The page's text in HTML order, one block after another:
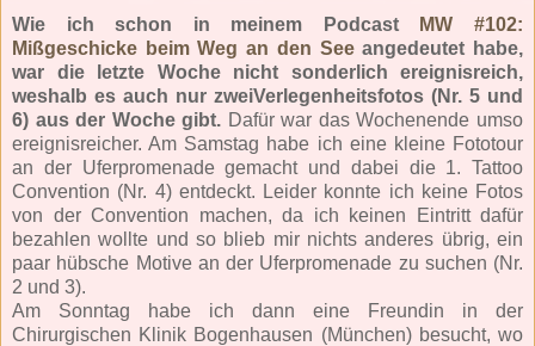
Wie ich schon in meinem Podcast
MW #102:
Mißgeschicke beim Weg an den Seeangedeutet habe,
war die letzte Woche nicht sonderlich ereignisreich,
weshalb es auch nur zweiVerlegenheitsfotos (Nr. 5 und
6) aus der Woche gibt. Dafür war das Wochenende umso
ereignisreicher. Am Samstag habe ich eine kleine Fototour
an der Uferpromenade gemacht und dabei die 1. Tattoo
Convention (Nr. 4) entdeckt. Leider konnte ich keine Fotos
von der Convention machen, da ich keinen Eintritt dafür
bezahlen wollte und so blieb mir nichts anderes übrig, ein
paar hübsche Motive an der Uferpromenade zu suchen (Nr.
2 und 3).
Am Sonntag habe ich dann eine Freundin in der
Chirurgischen Klinik Bogenhausen (München) besucht, wo